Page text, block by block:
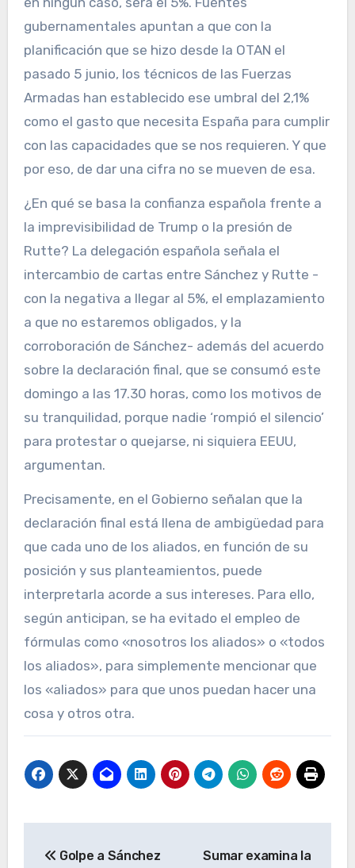
gubernamentales apuntan a que con la
planificación que se hizo desde la OTAN el
pasado 5 junio, los técnicos de las Fuerzas
Armadas han establecido ese umbral del 2,1%
como el gasto que necesita España para cumplir
con las capacidades que se nos requieren. Y que
por eso, de dar una cifra no se mueven de esa.
¿En qué se basa la confianza española frente a
la imprevisibilidad de Trump o la presión de
Rutte? La delegación española señala el
intercambio de cartas entre Sánchez y Rutte -
con la negativa a llegar al 5%, el emplazamiento
a que no estaremos obligados, y la
corroboración de Sánchez- además del acuerdo
sobre la declaración final, que se consumó este
domingo a las 17.30 horas, como los motivos de
su tranquilidad, porque nadie ‘rompió el silencio’
para protestar o quejarse, ni siquiera EEUU,
argumentan.
Precisamente, en el Gobierno señalan que la
declaración final está llena de ambigüedad para
que cada uno de los aliados, en función de su
posición y sus planteamientos, puede
interpretarla acorde a sus intereses. Para ello,
según anticipan, se ha evitado el empleo de
fórmulas como «nosotros los aliados» o «todos
los aliados», para simplemente mencionar que
los «aliados» para que unos puedan hacer una
cosa y otros otra.
Golpe a Sánchez
Sumar examina la